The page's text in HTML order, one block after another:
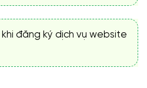
khi đăng ký dịch vụ website